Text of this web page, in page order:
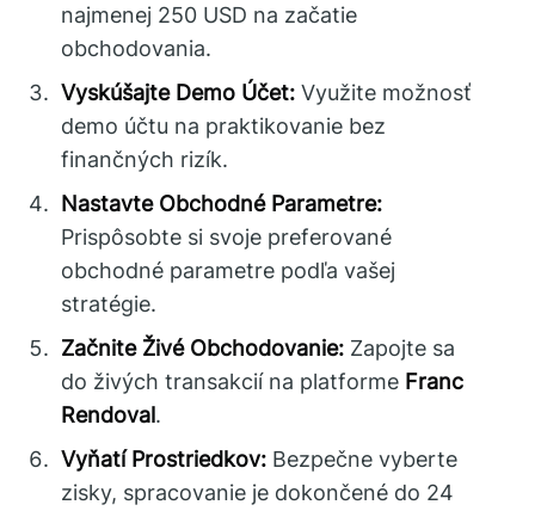
najmenej 250 USD na začatie
obchodovania.
Vyskúšajte Demo Účet: Využite možnosť
demo účtu na praktikovanie bez
finančných rizík.
Nastavte Obchodné Parametre:
Prispôsobte si svoje preferované
obchodné parametre podľa vašej
stratégie.
Začnite Živé Obchodovanie: Zapojte sa
do živých transakcií na platforme Franc
Rendoval.
Vyňatí Prostriedkov: Bezpečne vyberte
zisky, spracovanie je dokončené do 24